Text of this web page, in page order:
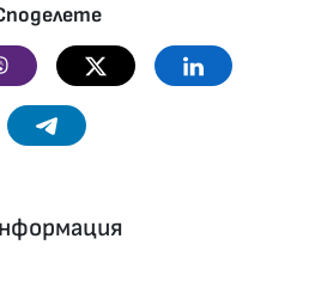
Viber Twitter Linkedin
Telegram